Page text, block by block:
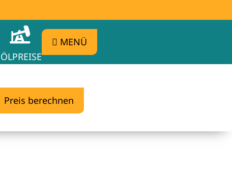
ÖLPREISE
MENÜ